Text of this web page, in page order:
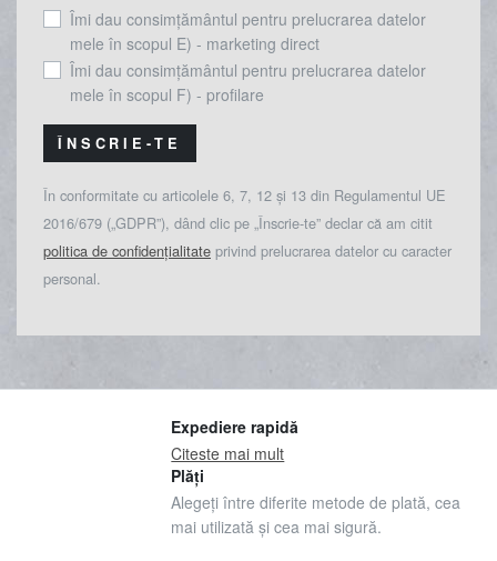
Îmi dau consimțământul pentru prelucrarea datelor
mele în scopul E) - marketing direct
Îmi dau consimțământul pentru prelucrarea datelor
mele în scopul F) - profilare
ÎNSCRIE-TE
În conformitate cu articolele 6, 7, 12 și 13 din Regulamentul UE
2016/679 („GDPR”), dând clic pe „Înscrie-te” declar că am citit
politica de confidențialitate privind prelucrarea datelor cu caracter
personal.
Expediere rapidă
Citeste mai mult
Plăți
Alegeți între diferite metode de plată, cea
mai utilizată și cea mai sigură.